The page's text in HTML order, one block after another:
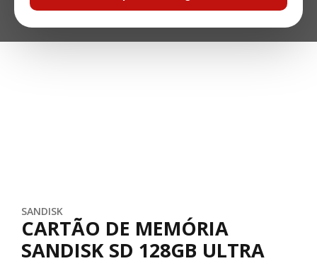
SANDISK
CARTÃO DE MEMÓRIA
SANDISK SD 128GB ULTRA